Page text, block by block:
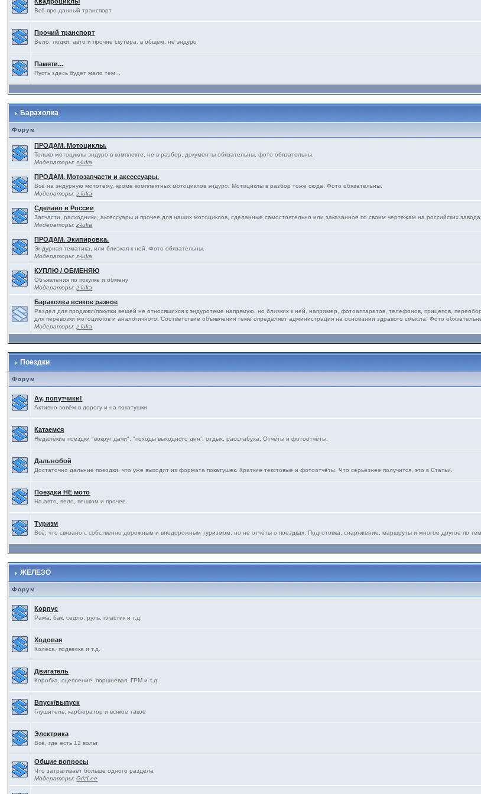
Всё про данный транспорт
Прочий транспорт
Вело, лодки, авто и прочие скутера, в общем, не эндуро
Памяти...
Пусть здесь будет мало тем...
Барахолка
Форум
ПРОДАМ. Мотоциклы.
Только мотоциклы эндуро в комплекте, не в разбор, документы обязательны, фото обязательны.
Модераторы:z-luka
ПРОДАМ. Мотозапчасти и аксессуары.
Всё на эндурную мототему, кроме комплектных мотоциклов эндуро. Мотоциклы в разбор тоже сюда. Фото обязательны.
Модераторы:z-luka
Сделано в России
Запчасти, расходники, аксессуары и прочее для наших мотоциклов, сделанные самостоятельно или заказанное по своим чертежам на российских
Модераторы:z-luka
ПРОДАМ. Экипировка.
Эндурная тематика, или близкая к ней. Фото обязательны.
Модераторы:z-luka
КУПЛЮ / ОБМЕНЯЮ
Объявления по покупке и обмену
Модераторы:z-luka
Барахолка всякое разное
Раздел для продажи/покупки вещей не относящихся к эндуротеме напрямую, но близких к ней, например, фотоаппаратов, телефонов, прицепов,
для перевозки мотоциклов и аналогичного. Соответствие объявления теме определяет администрация на основании здравого смысла. Фото
Модераторы:z-luka
Поездки
Форум
Ау, попутчики!
Активно зовём в дорогу и на покатушки
Катаемся
Недалёкие поездки "вокруг дачи", "походы выходного дня", отдых, расслабуха. Отчёты и фотоотчёты.
Дальнобой
Достаточно дальние поездки, что уже выходит из формата покатушек. Краткие текстовые и фотоотчёты. Что серьёзнее получится, это в Статьи.
Поездки НЕ мото
На авто, вело, пешком и прочее
Туризм
Всё, что связано с собственно дорожным и внедорожным туризмом, но не отчёты о поездках. Подготовка, снаряжение, маршруты и многое другое по
ЖЕЛЕЗО
Форум
Корпус
Рама, бак, седло, руль, пластик и т.д.
Ходовая
Колёса, подвеска и т.д.
Двигатель
Коробка, сцепление, поршневая, ГРМ и т.д.
Впуск/выпуск
Глушитель, карбюратор и всякое такое
Электрика
Всё, где есть 12 вольт
Общие вопросы
Что затрагивает больше одного раздела
Модераторы:GrizLee